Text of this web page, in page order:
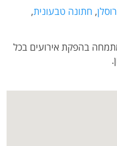
, חתונה טבעונית,
בהפקת אירועים בכל